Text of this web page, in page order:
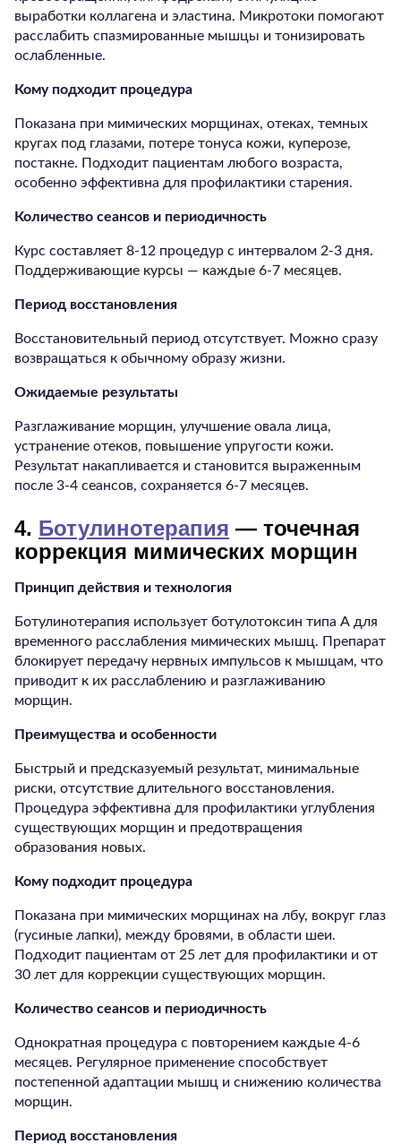
выработки коллагена и эластина. Микротоки помогают
расслабить спазмированные мышцы и тонизировать
ослабленные.
Кому подходит процедура
Показана при мимических морщинах, отеках, темных
кругах под глазами, потере тонуса кожи, куперозе,
постакне. Подходит пациентам любого возраста,
особенно эффективна для профилактики старения.
Количество сеансов и периодичность
Курс составляет 8-12 процедур с интервалом 2-3 дня.
Поддерживающие курсы — каждые 6-7 месяцев.
Период восстановления
Восстановительный период отсутствует. Можно сразу
возвращаться к обычному образу жизни.
Ожидаемые результаты
Разглаживание морщин, улучшение овала лица,
устранение отеков, повышение упругости кожи.
Результат накапливается и становится выраженным
после 3-4 сеансов, сохраняется 6-7 месяцев.
4. Ботулинотерапия — точечная
коррекция мимических морщин
Принцип действия и технология
Ботулинотерапия использует ботулотоксин типа А для
временного расслабления мимических мышц. Препарат
блокирует передачу нервных импульсов к мышцам, что
приводит к их расслаблению и разглаживанию
морщин.
Преимущества и особенности
Быстрый и предсказуемый результат, минимальные
риски, отсутствие длительного восстановления.
Процедура эффективна для профилактики углубления
существующих морщин и предотвращения
образования новых.
Кому подходит процедура
Показана при мимических морщинах на лбу, вокруг глаз
(гусиные лапки), между бровями, в области шеи.
Подходит пациентам от 25 лет для профилактики и от
30 лет для коррекции существующих морщин.
Количество сеансов и периодичность
Однократная процедура с повторением каждые 4-6
месяцев. Регулярное применение способствует
постепенной адаптации мышц и снижению количества
морщин.
Период восстановления